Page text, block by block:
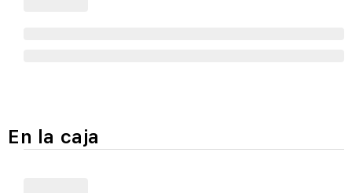
En la caja